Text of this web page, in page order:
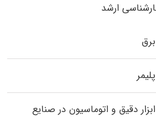
ارشد
دقیق و اتوماسیون در صنایع